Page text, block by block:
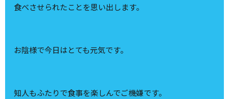
食べさせられたことを思い出します。
お陰様で今日はとても元気です。
知人もふたりで食事を楽しんでご機嫌です。